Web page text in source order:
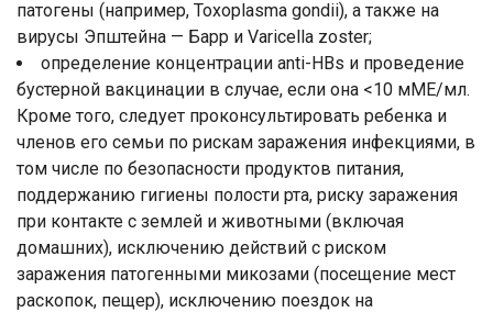
патогены (например, Toxoplasma gondii), а также на
вирусы Эпштейна — Барр и Varicella zoster;
определение концентрации anti-HBs и проведение
бустерной вакцинации в случае, если она <10 мМЕ/мл.
Кроме того, следует проконсультировать ребенка и
членов его семьи по рискам заражения инфекциями, в
том числе по безопасности продуктов питания,
поддержанию гигиены полости рта, риску заражения
при контакте с землей и животными (включая
домашних), исключению действий с риском
заражения патогенными микозами (посещение мест
раскопок, пещер), исключению поездок на